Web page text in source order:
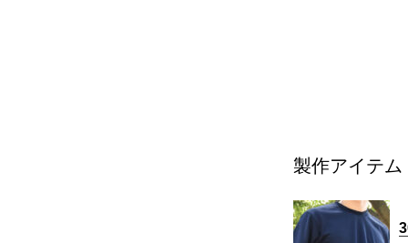
製作アイテム